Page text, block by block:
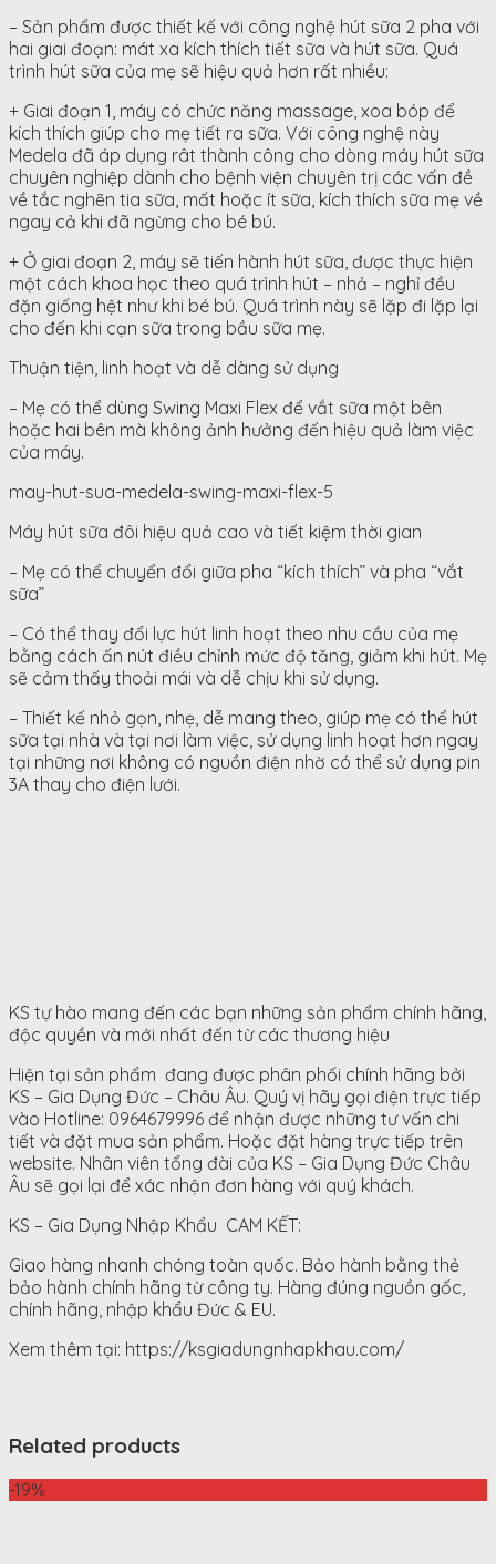
– Sản phẩm được thiết kế với công nghệ hút sữa 2 pha với
hai giai đoạn: mát xa kích thích tiết sữa và hút sữa. Quá
trình hút sữa của mẹ sẽ hiệu quả hơn rất nhiều:
+ Giai đoạn 1, máy có chức năng massage, xoa bóp để
kích thích giúp cho mẹ tiết ra sữa. Với công nghệ này
Medela đã áp dụng rât thành công cho dòng máy hút sữa
chuyên nghiệp dành cho bệnh viện chuyên trị các vấn đề
về tắc nghẽn tia sữa, mất hoặc ít sữa, kích thích sữa mẹ về
ngay cả khi đã ngừng cho bé bú.
+ Ở giai đoạn 2, máy sẽ tiến hành hút sữa, được thực hiện
một cách khoa học theo quá trình hút – nhả – nghỉ đều
đặn giống hệt như khi bé bú. Quá trình này sẽ lặp đi lặp lại
cho đến khi cạn sữa trong bầu sữa mẹ.
Thuận tiện, linh hoạt và dễ dàng sử dụng
– Mẹ có thể dùng Swing Maxi Flex để vắt sữa một bên
hoặc hai bên mà không ảnh hưởng đến hiệu quả làm việc
của máy.
may-hut-sua-medela-swing-maxi-flex-5
Máy hút sữa đôi hiệu quả cao và tiết kiệm thời gian
– Mẹ có thể chuyển đổi giữa pha “kích thích” và pha “vắt
sữa”
– Có thể thay đổi lực hút linh hoạt theo nhu cầu của mẹ
bằng cách ấn nút điều chỉnh mức độ tăng, giảm khi hút. Mẹ
sẽ cảm thấy thoải mái và dễ chịu khi sử dụng.
– Thiết kế nhỏ gọn, nhẹ, dễ mang theo, giúp mẹ có thể hút
sữa tại nhà và tại nơi làm việc, sử dụng linh hoạt hơn ngay
tại những nơi không có nguồn điện nhờ có thể sử dụng pin
3A thay cho điện lưới.
KS tự hào mang đến các bạn những sản phẩm chính hãng,
độc quyền và mới nhất đến từ các thương hiệu
Hiện tại sản phẩm đang được phân phối chính hãng bởi
KS – Gia Dụng Đức – Châu Âu. Quý vị hãy gọi điện trực tiếp
vào Hotline: 0964679996 để nhận được những tư vấn chi
tiết và đặt mua sản phẩm. Hoặc đặt hàng trực tiếp trên
website. Nhân viên tổng đài của KS – Gia Dụng Đức Châu
Âu sẽ gọi lại để xác nhận đơn hàng với quý khách.
KS – Gia Dụng Nhập Khẩu CAM KẾT:
Giao hàng nhanh chóng toàn quốc. Bảo hành bằng thẻ
bảo hành chính hãng từ công ty. Hàng đúng nguồn gốc,
chính hãng, nhập khẩu Đức & EU.
Xem thêm tại: https://ksgiadungnhapkhau.com/
Related products
-19%